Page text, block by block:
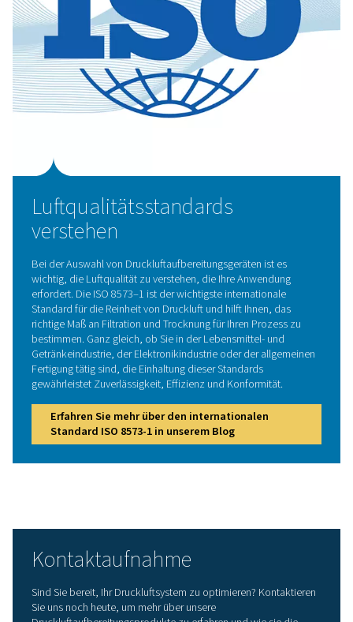
Wir bieten eine Reihe von Produkten an, die auf
Herausforderungen in Bezug auf die Druckluftqualität
sind:
Drucklufttrockner: Diese Geräte entfernen
der Druckluft und verhindern so Korrosion und
Anwendungen und erforderliche Taupunkte
Druckluftfilter: Unsere Filter sind
Entfernung fester Partikel, Ölaerosole und
Verunreinigungen und stellen sicher, dass Ihre
Ihren Betrieb erforderlichen Reinheitsstandards
Kondensatmanagementsysteme:Ein effektiver
dem Wasser-Öl-Gemisch, das während der
entsteht, ist von entscheidender Bedeutung. Unsere
für das Kondensatmanagement erleichtern die
effiziente Trennung und Entsorgung dieser
und tragen so zur Einhaltung der
Auswahl der richtigen
Die Auswahl der richtigen
von mehreren Faktoren ab. Es ist wichtig, Ihre
die Luftqualität basierend auf Ihrer Anwendung
Branchenstandards zu definieren, die Kapazität